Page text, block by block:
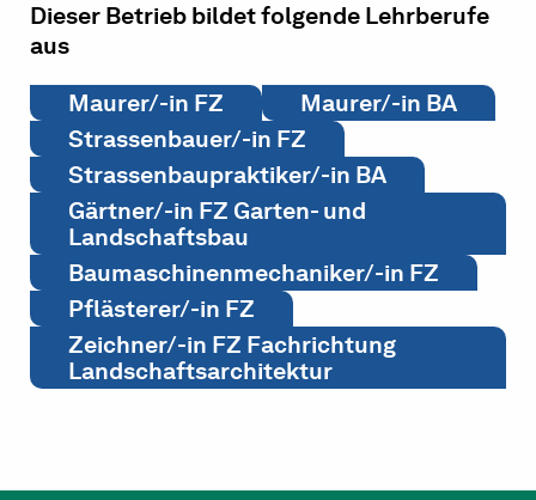
Dieser Betrieb bildet folgende Lehrberufe
aus
Maurer/-in FZ
Maurer/-in BA
Strassenbauer/-in FZ
Strassenbaupraktiker/-in BA
Gärtner/-in FZ Garten- und
Landschaftsbau
Baumaschinenmechaniker/-in FZ
Pflästerer/-in FZ
Zeichner/-in FZ Fachrichtung
Landschaftsarchitektur